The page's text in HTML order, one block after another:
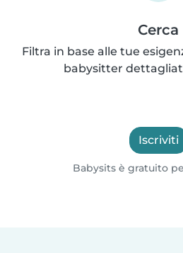
Cerca
Filtra in base alle tue
babysitter
Iscriviti
Babysits è gratuito